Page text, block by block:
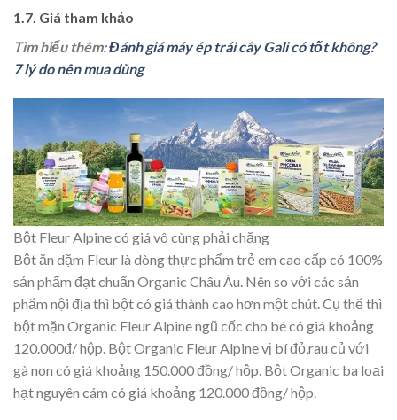
1.7. Giá tham khảo
Tìm hiểu thêm:Đánh giá máy ép trái cây Gali có tốt không?
7 lý do nên mua dùng
Bột Fleur Alpine có giá vô cùng phải chăng
Bột ăn dặm Fleur là dòng thực phẩm trẻ em cao cấp có 100%
sản phẩm đạt chuẩn Organic Châu Âu. Nên so với các sản
phẩm nội địa thì bột có giá thành cao hơn một chút. Cụ thể thì
bột mặn Organic Fleur Alpine ngũ cốc cho bé có giá khoảng
120.000đ/ hộp. Bột Organic Fleur Alpine vị bí đỏ,rau củ với
gà non có giá khoảng 150.000 đồng/ hộp. Bột Organic ba loại
hạt nguyên cám có giá khoảng 120.000 đồng/ hộp.